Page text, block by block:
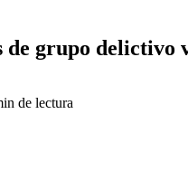
grupo delictivo
de lectura